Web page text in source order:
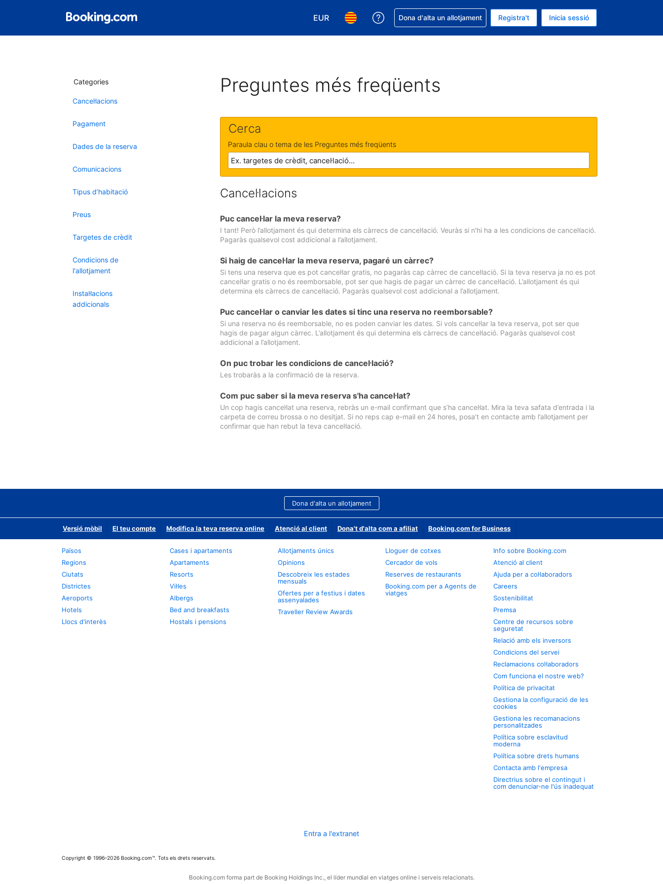
EUR
Tria la moneda. La moneda actual és EUR
Tria l'idioma. L'idioma actual és Català
Rep ajuda amb la reserva
Dona d'alta un allotjament Registra't Inicia sessió
Categories
Cancel·lacions
Pagament
Dades de la reserva
Comunicacions
Tipus d’habitació
Preus
Targetes de crèdit
Condicions de
l'allotjament
Instal·lacions
addicionals
Preguntes més freqüents
Cerca
Paraula clau o tema de les Preguntes més freqüents
Cancel·lacions
Puc cancel·lar la meva reserva?
I tant! Però l’allotjament és qui determina els càrrecs de cancel·lació. Veuràs si n'hi ha a les condicions de cancel·lació.
Pagaràs qualsevol cost addicional a l’allotjament.
Si haig de cancel·lar la meva reserva, pagaré un càrrec?
Si tens una reserva que es pot cancel·lar gratis, no pagaràs cap càrrec de cancel·lació. Si la teva reserva ja no es pot
cancel·lar gratis o no és reemborsable, pot ser que hagis de pagar un càrrec de cancel·lació. L’allotjament és qui
determina els càrrecs de cancel·lació. Pagaràs qualsevol cost addicional a l’allotjament.
Puc cancel·lar o canviar les dates si tinc una reserva no reemborsable?
Si una reserva no és reemborsable, no es poden canviar les dates. Si vols cancel·lar la teva reserva, pot ser que
hagis de pagar algun càrrec. L’allotjament és qui determina els càrrecs de cancel·lació. Pagaràs qualsevol cost
addicional a l’allotjament.
On puc trobar les condicions de cancel·lació?
Les trobaràs a la confirmació de la reserva.
Com puc saber si la meva reserva s'ha cancel·lat?
Un cop hagis cancel·lat una reserva, rebràs un e-mail confirmant que s’ha cancel·lat. Mira la teva safata d’entrada i la
carpeta de correu brossa o no desitjat. Si no reps cap e-mail en 24 hores, posa’t en contacte amb l’allotjament per
confirmar que han rebut la teva cancel·lació.
Dona d'alta un allotjament
Versió mòbil El teu compte Modifica la teva reserva online Atenció al client Dona't d'alta com a afiliat Booking.com for Business
Països
Regions
Ciutats
Districtes
Aeroports
Hotels
Llocs d'interès
Cases i apartaments
Apartaments
Resorts
Vil·les
Albergs
Bed and breakfasts
Hostals i pensions
Allotjaments únics
Opinions
Descobreix les estades
mensuals
Ofertes per a festius i dates
assenyalades
Traveller Review Awards
Lloguer de cotxes
Cercador de vols
Reserves de restaurants
Booking.com per a Agents de
viatges
Info sobre Booking.com
Atenció al client
Ajuda per a col·laboradors
Careers
Sostenibilitat
Premsa
Centre de recursos sobre
seguretat
Relació amb els inversors
Condicions del servei
Reclamacions col·laboradors
Com funciona el nostre web?
Política de privacitat
Gestiona la configuració de les
cookies
Gestiona les recomanacions
personalitzades
Política sobre esclavitud
moderna
Política sobre drets humans
Contacta amb l'empresa
Directrius sobre el contingut i
com denunciar-ne l'ús inadequat
Entra a l'extranet
Copyright © 1996–2026 Booking.com™. Tots els drets reservats.
Booking.com forma part de Booking Holdings Inc., el líder mundial en viatges online i serveis relacionats.